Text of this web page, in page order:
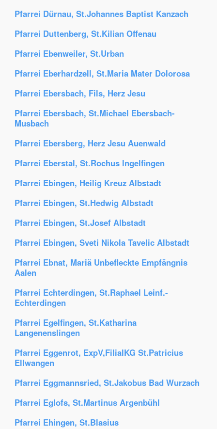
Pfarrei Dürnau, St.Johannes Baptist Kanzach
Pfarrei Duttenberg, St.Kilian Offenau
Pfarrei Ebenweiler, St.Urban
Pfarrei Eberhardzell, St.Maria Mater Dolorosa
Pfarrei Ebersbach, Fils, Herz Jesu
Pfarrei Ebersbach, St.Michael Ebersbach-
Musbach
Pfarrei Ebersberg, Herz Jesu Auenwald
Pfarrei Eberstal, St.Rochus Ingelfingen
Pfarrei Ebingen, Heilig Kreuz Albstadt
Pfarrei Ebingen, St.Hedwig Albstadt
Pfarrei Ebingen, St.Josef Albstadt
Pfarrei Ebingen, Sveti Nikola Tavelic Albstadt
Pfarrei Ebnat, Mariä Unbefleckte Empfängnis
Aalen
Pfarrei Echterdingen, St.Raphael Leinf.-
Echterdingen
Pfarrei Egelfingen, St.Katharina
Langenenslingen
Pfarrei Eggenrot, ExpV,FilialKG St.Patricius
Ellwangen
Pfarrei Eggmannsried, St.Jakobus Bad Wurzach
Pfarrei Eglofs, St.Martinus Argenbühl
Pfarrei Ehingen, St.Blasius